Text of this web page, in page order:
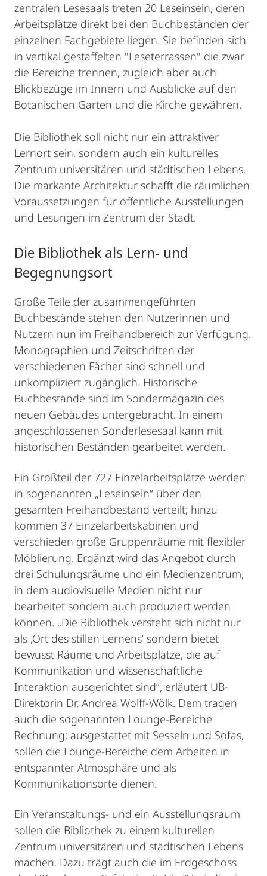
zentralen Lesesaals treten 20 Leseinseln, deren
Arbeitsplätze direkt bei den Buchbeständen der
einzelnen Fachgebiete liegen. Sie befinden sich
in vertikal gestaffelten "Leseterrassen" die zwar
die Bereiche trennen, zugleich aber auch
Blickbezüge im Innern und Ausblicke auf den
Botanischen Garten und die Kirche gewähren.
Die Bibliothek soll nicht nur ein attraktiver
Lernort sein, sondern auch ein kulturelles
Zentrum universitären und städtischen Lebens.
Die markante Architektur schafft die räumlichen
Voraussetzungen für öffentliche Ausstellungen
und Lesungen im Zentrum der Stadt.
Die Bibliothek als Lern- und
Begegnungsort
Große Teile der zusammengeführten
Buchbestände stehen den Nutzerinnen und
Nutzern nun im Freihandbereich zur Verfügung.
Monographien und Zeitschriften der
verschiedenen Fächer sind schnell und
unkompliziert zugänglich. Historische
Buchbestände sind im Sondermagazin des
neuen Gebäudes untergebracht. In einem
angeschlossenen Sonderlesesaal kann mit
historischen Beständen gearbeitet werden.
Ein Großteil der 727 Einzelarbeitsplätze werden
in sogenannten „Leseinseln“ über den
gesamten Freihandbestand verteilt; hinzu
kommen 37 Einzelarbeitskabinen und
verschieden große Gruppenräume mit flexibler
Möblierung. Ergänzt wird das Angebot durch
drei Schulungsräume und ein Medienzentrum,
in dem audiovisuelle Medien nicht nur
bearbeitet sondern auch produziert werden
können. „Die Bibliothek versteht sich nicht nur
als ‚Ort des stillen Lernens‘ sondern bietet
bewusst Räume und Arbeitsplätze, die auf
Kommunikation und wissenschaftliche
Interaktion ausgerichtet sind“, erläutert UB-
Direktorin Dr. Andrea Wolff-Wölk. Dem tragen
auch die sogenannten Lounge-Bereiche
Rechnung; ausgestattet mit Sesseln und Sofas,
sollen die Lounge-Bereiche dem Arbeiten in
entspannter Atmosphäre und als
Kommunikationsorte dienen.
Ein Veranstaltungs- und ein Ausstellungsraum
sollen die Bibliothek zu einem kulturellen
Zentrum universitären und städtischen Lebens
machen. Dazu trägt auch die im Erdgeschoss